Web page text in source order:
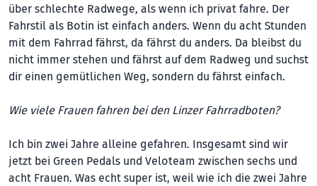
über schlechte Radwege, als wenn ich privat fahre. Der
Fahrstil als Botin ist einfach anders. Wenn du acht Stunden
mit dem Fahrrad fährst, da fährst du anders. Da bleibst du
nicht immer stehen und fährst auf dem Radweg und suchst
dir einen gemütlichen Weg, sondern du fährst einfach.
Wie viele Frauen fahren bei den Linzer Fahrradboten?
Ich bin zwei Jahre alleine gefahren. Insgesamt sind wir
jetzt bei Green Pedals und Veloteam zwischen sechs und
acht Frauen. Was echt super ist, weil wie ich die zwei Jahre